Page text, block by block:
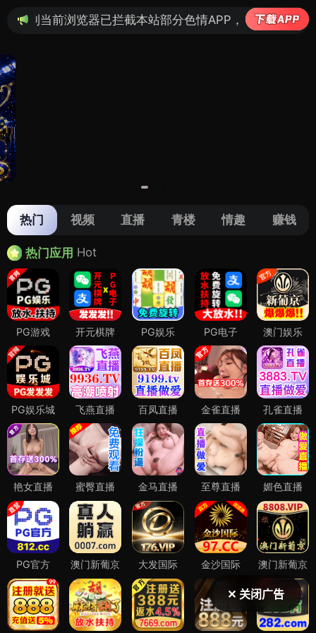
✕ 关闭广告